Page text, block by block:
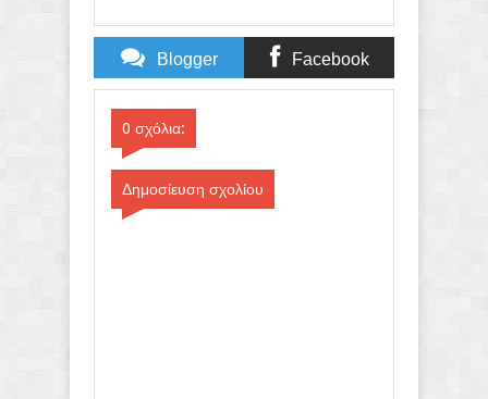
Blogger Facebook
0 σχόλια:
Δημοσίευση σχολίου